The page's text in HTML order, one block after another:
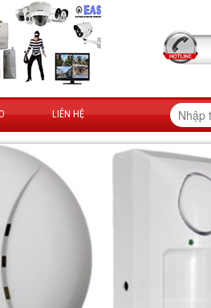
LIÊN HỆ